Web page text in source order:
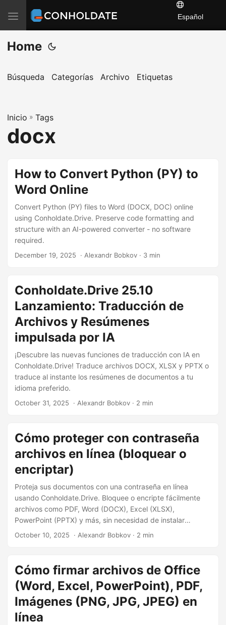
T
o
g
l
a
v
i
a
t
o
n
Español
Home
Búsqueda Categorías Archivo Etiquetas
Inicio » Tags
docx
How to Convert Python (PY) to
Word Online
Convert Python (PY) files to Word (DOCX, DOC) online
using Conholdate.Drive. Preserve code formatting and
structure with an AI-powered converter - no software
required.
December 19, 2025 ‎ · Alexandr Bobkov · 3 min
Conholdate.Drive 25.10
Lanzamiento: Traducción de
Archivos y Resúmenes
impulsada por IA
¡Descubre las nuevas funciones de traducción con IA en
Conholdate.Drive! Traduce archivos DOCX, XLSX y PPTX o
traduce al instante los resúmenes de documentos a tu
idioma preferido.
October 31, 2025 ‎ · Alexandr Bobkov · 2 min
Cómo proteger con contraseña
archivos en línea (bloquear o
encriptar)
Proteja sus documentos con una contraseña en línea
usando Conholdate.Drive. Bloquee o encripte fácilmente
archivos como PDF, Word (DOCX), Excel (XLSX),
PowerPoint (PPTX) y más, sin necesidad de instalar
software.
October 10, 2025 ‎ · Alexandr Bobkov · 2 min
Cómo firmar archivos de Office
(Word, Excel, PowerPoint), PDF,
Imágenes (PNG, JPG, JPEG) en
línea